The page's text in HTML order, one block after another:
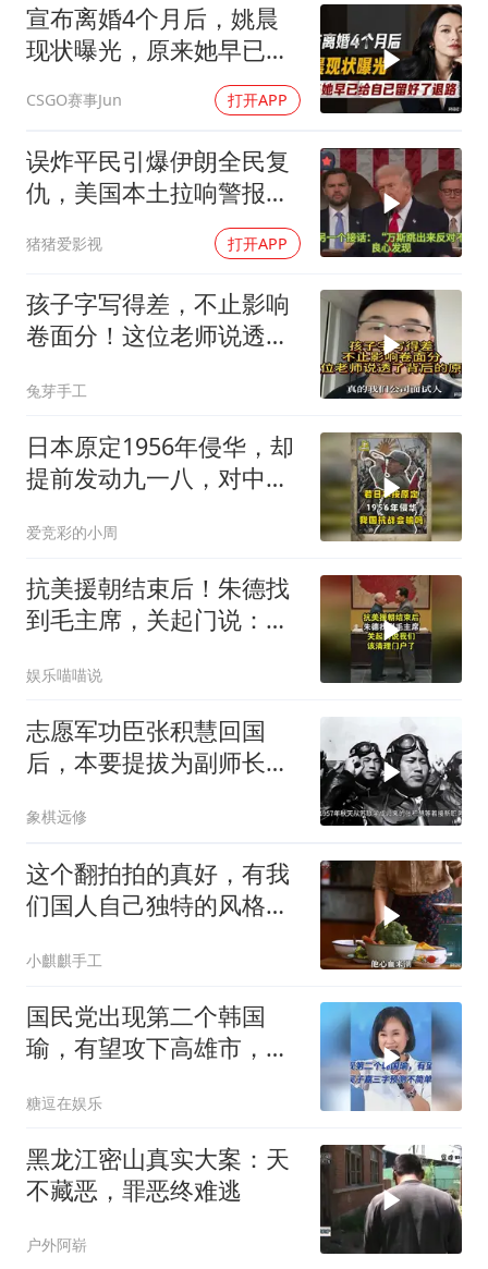
宣布离婚4个月后，姚晨
现状曝光，原来她早已给
CSGO赛事Jun 打开APP
误炸平民引爆伊朗全民复
仇，美国本土拉响警报，
猪猪爱影视 打开APP
孩子字写得差，不止影响
卷面分！这位老师说透了
兔芽手工
日本原定1956年侵华，却
提前发动九一八，对中国
爱竞彩的小周
抗美援朝结束后！朱德找
到毛主席，关起门说：我
娱乐喵喵说
志愿军功臣张积慧回国
后，本要提拔为副师长，
象棋远修
这个翻拍拍的真好，有我
们国人自己独特的风格魅
小麒麒手工
国民党出现第二个韩国
瑜，有望攻下高雄市，吴
糖逗在娱乐
黑龙江密山真实大案：天
不藏恶，罪恶终难逃
户外阿崭